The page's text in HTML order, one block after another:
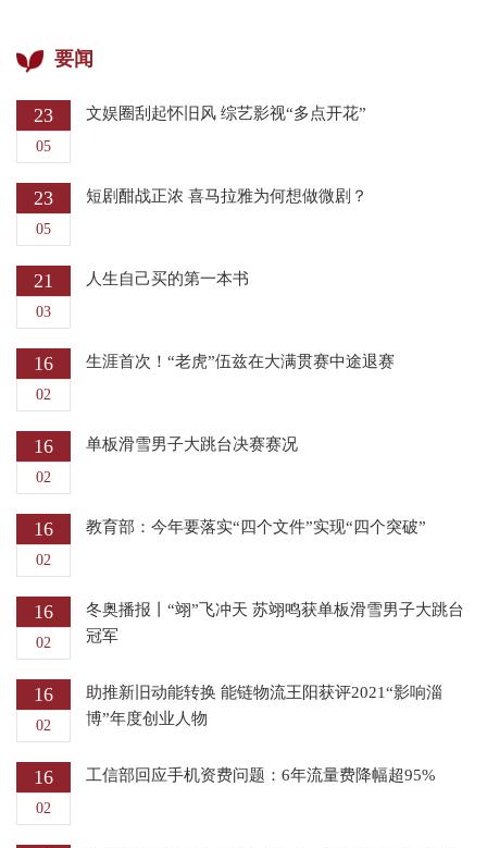
要闻
23
05
文娱圈刮起怀旧风 综艺影视“多点开花”
23
05
短剧酣战正浓 喜马拉雅为何想做微剧？
21
03
人生自己买的第一本书
16
02
生涯首次！“老虎”伍兹在大满贯赛中途退赛
16
02
单板滑雪男子大跳台决赛赛况
16
02
教育部：今年要落实“四个文件”实现“四个突破”
16
02
冬奥播报丨“翊”飞冲天 苏翊鸣获单板滑雪男子大跳台
冠军
16
02
助推新旧动能转换 能链物流王阳获评2021“影响淄
博”年度创业人物
16
02
工信部回应手机资费问题：6年流量费降幅超95%